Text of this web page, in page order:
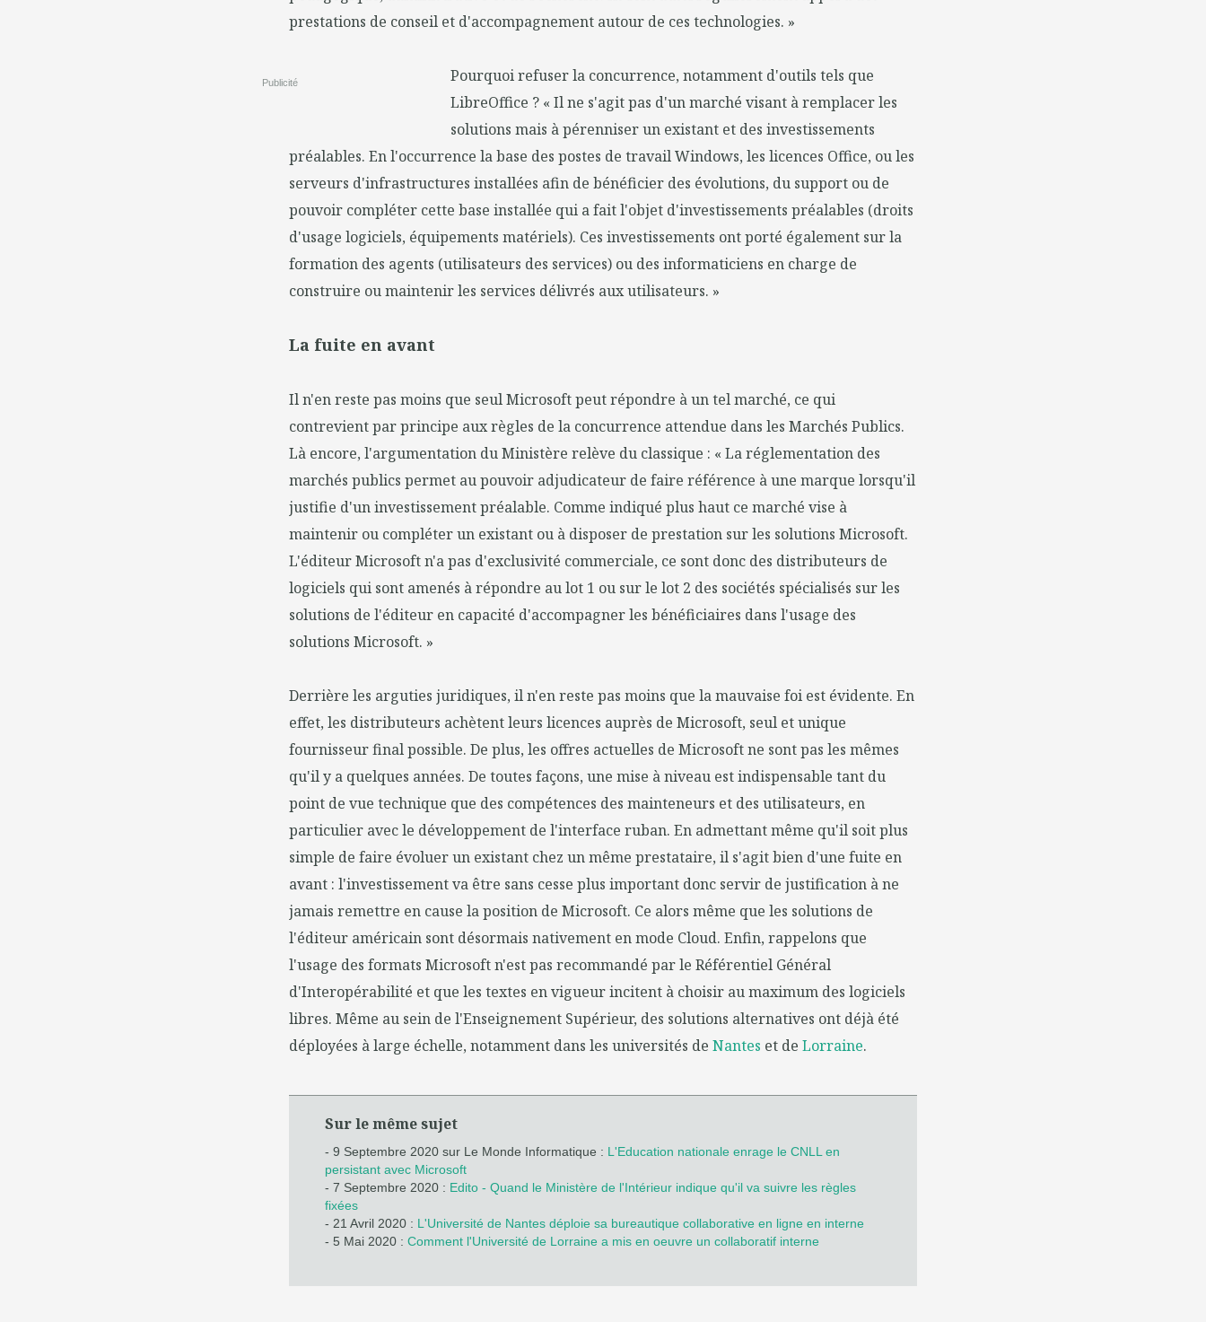
prestations de conseil et d'accompagnement autour de ces technologies. »
Publicité
Pourquoi refuser la concurrence, notamment d'outils tels que
LibreOffice ? « Il ne s'agit pas d'un marché visant à remplacer les
solutions mais à pérenniser un existant et des investissements
préalables. En l'occurrence la base des postes de travail Windows, les licences Office, ou les
serveurs d'infrastructures installées afin de bénéficier des évolutions, du support ou de
pouvoir compléter cette base installée qui a fait l'objet d'investissements préalables (droits
d'usage logiciels, équipements matériels). Ces investissements ont porté également sur la
formation des agents (utilisateurs des services) ou des informaticiens en charge de
construire ou maintenir les services délivrés aux utilisateurs. »
La fuite en avant
Il n'en reste pas moins que seul Microsoft peut répondre à un tel marché, ce qui
contrevient par principe aux règles de la concurrence attendue dans les Marchés Publics.
Là encore, l'argumentation du Ministère relève du classique : « La réglementation des
marchés publics permet au pouvoir adjudicateur de faire référence à une marque lorsqu'il
justifie d'un investissement préalable. Comme indiqué plus haut ce marché vise à
maintenir ou compléter un existant ou à disposer de prestation sur les solutions Microsoft.
L'éditeur Microsoft n'a pas d'exclusivité commerciale, ce sont donc des distributeurs de
logiciels qui sont amenés à répondre au lot 1 ou sur le lot 2 des sociétés spécialisés sur les
solutions de l'éditeur en capacité d'accompagner les bénéficiaires dans l'usage des
solutions Microsoft. »
Derrière les arguties juridiques, il n'en reste pas moins que la mauvaise foi est évidente. En
effet, les distributeurs achètent leurs licences auprès de Microsoft, seul et unique
fournisseur final possible. De plus, les offres actuelles de Microsoft ne sont pas les mêmes
qu'il y a quelques années. De toutes façons, une mise à niveau est indispensable tant du
point de vue technique que des compétences des mainteneurs et des utilisateurs, en
particulier avec le développement de l'interface ruban. En admettant même qu'il soit plus
simple de faire évoluer un existant chez un même prestataire, il s'agit bien d'une fuite en
avant : l'investissement va être sans cesse plus important donc servir de justification à ne
jamais remettre en cause la position de Microsoft. Ce alors même que les solutions de
l'éditeur américain sont désormais nativement en mode Cloud. Enfin, rappelons que
l'usage des formats Microsoft n'est pas recommandé par le Référentiel Général
d'Interopérabilité et que les textes en vigueur incitent à choisir au maximum des logiciels
libres. Même au sein de l'Enseignement Supérieur, des solutions alternatives ont déjà été
déployées à large échelle, notamment dans les universités de Nantes et de Lorraine.
Sur le même sujet
- 9 Septembre 2020 sur Le Monde Informatique : L'Education nationale enrage le CNLL en
persistant avec Microsoft
- 7 Septembre 2020 : Edito - Quand le Ministère de l'Intérieur indique qu'il va suivre les règles
fixées
- 21 Avril 2020 : L'Université de Nantes déploie sa bureautique collaborative en ligne en interne
- 5 Mai 2020 : Comment l'Université de Lorraine a mis en oeuvre un collaboratif interne